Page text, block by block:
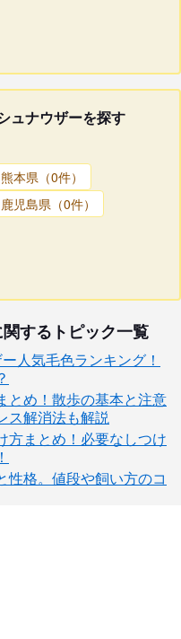
ュナウザーを探す
熊本県（0件）
鹿児島県（0件）
するトピック一覧
人気毛色ランキング！
とめ！散歩の基本と注意
ス解消法も解説
方まとめ！必要なしつけ
性格。値段や飼い方のコ